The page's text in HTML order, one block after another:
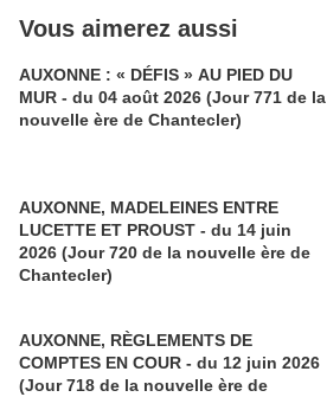
Vous aimerez aussi
AUXONNE : « DÉFIS » AU PIED DU
MUR - du 04 août 2026 (Jour 771 de la
nouvelle ère de Chantecler)
AUXONNE, MADELEINES ENTRE
LUCETTE ET PROUST - du 14 juin
2026 (Jour 720 de la nouvelle ère de
Chantecler)
AUXONNE, RÈGLEMENTS DE
COMPTES EN COUR - du 12 juin 2026
(Jour 718 de la nouvelle ère de